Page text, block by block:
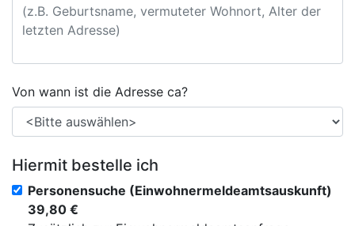
Von wann ist die Adresse ca?
Hiermit bestelle ich
Personensuche (Einwohnermeldeamtsauskunft)
39,80 €